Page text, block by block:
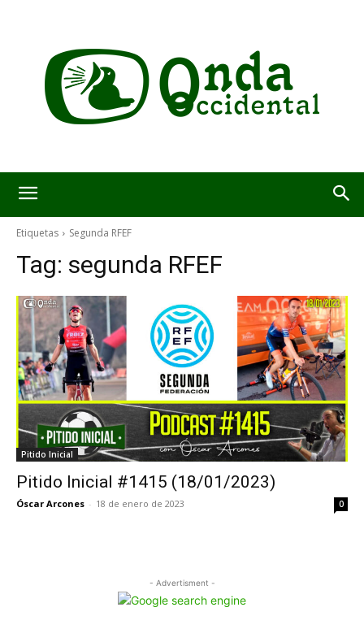
Etiquetas Segunda RFEF
Tag: segunda RFEF
Pitido Inicial
Pitido Inicial #1415 (18/01/2023)
Óscar Arcones - 18 de enero de 2023 0
- Advertisment -